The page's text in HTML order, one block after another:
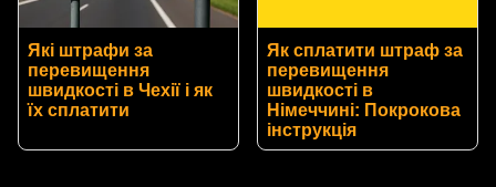
Які штрафи за
перевищення
швидкості в Чехії і як
їх сплатити
Як сплатити штраф за
перевищення
швидкості в
Німеччині: Покрокова
інструкція